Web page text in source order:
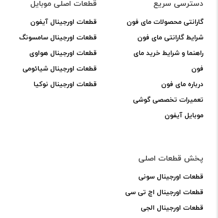
ایرادهای سخت‌افزاری گوشی (مانند مشکلات برد) و استفاده از
شارژر غیر اصلی و یا استفاده از شارژر سایر گوشی ها که منجر
به بادکردگی باتری شده باشند.
بادکردگی باتری در هر زمان، شامل هیچ‌گونه گارانتی تعویض یا
مرجوعی نمی‌باشد.
مخدوش شدن هولوگرام یا لیبل گارانتی حتی به‌صورت جزئی.
باتری‌های آیفون ( شامل مدل هایی که نیاز به نصب فلت
باتری جدید خریداری شده، گارانتی باتری باطل می‌شود و این
باتری مشمول هیچ‌گونه گارانتی تعویض یا مرجوعی نخواهد بود.
? شروط استفاده از گارانتی:
دسترسی سریع
گارانتی محصولات مای فون
شرایط گارانتی مای فون
راهنما و شرایط خرید مای
فون
درباره مای فون
تعمیرات تخصصی گوشی
موبایل آیفون
قطعات اصلی موبایل
قطعات اورجینال آیفون
قطعات اورجینال سامسونگ
قطعات اورجینال هواوی
قطعات اورجینال شیائومی
قطعات اورجینال نوکیا
پخش قطعات اصلی
قطعات اورجینال سونی
قطعات اورجینال اچ تی سی
قطعات اورجینال الجی